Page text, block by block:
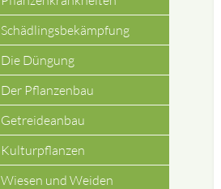
Schädlingsbekämpfung
Die Düngung
Der Pflanzenbau
Getreideanbau
Kulturpflanzen
Wiesen und Weiden